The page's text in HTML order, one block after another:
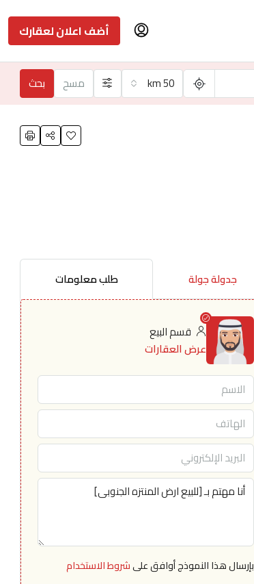
أضف اعلان لعقارك
50 km مسح بحث
جدولة جولة طلب معلومات
قسم البيع
عرض العقارات
بإرسال هذا النموذج أوافق علىشروط الاستخدام